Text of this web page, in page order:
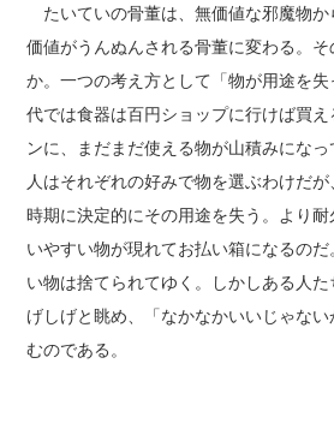
たいていの骨董は、無価値な邪魔物
価値がうんぬんされる骨董に変わる。
か。一つの考え方として「物が用途を
代では食器は百円ショップに行けば買
ンに、まだまだ使える物が山積みにな
人はそれぞれの好みで物を選ぶわけだ
時期に決定的にその用途を失う。より
いやすい物が現れてお払い箱になるの
い物は捨てられてゆく。しかしある人
げしげと眺め、「なかなかいいじゃな
むのである。